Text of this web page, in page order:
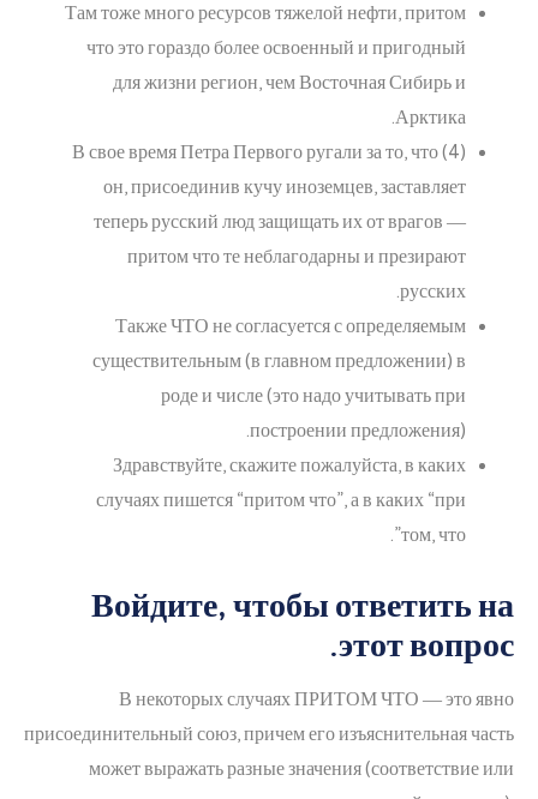
Там тоже много ресурсов тяжелой нефти, притом
что это гораздо более освоенный и пригодный
для жизни регион, чем Восточная Сибирь и
Арктика.
(4) В свое время Петра Первого ругали за то, что
он, присоединив кучу иноземцев, заставляет
теперь русский люд защищать их от врагов ―
притом что те неблагодарны и презирают
русских.
Также ЧТО не согласуется с определяемым
существительным (в главном предложении) в
роде и числе (это надо учитывать при
построении предложения).
Здравствуйте, скажите пожалуйста, в каких
случаях пишется “притом что”, а в каких “при
том, что”.
Войдите, чтобы ответить на
этот вопрос.
В некоторых случаях ПРИТОМ ЧТО ― это явно
присоединительный союз, причем его изъяснительная часть
может выражать разные значения (соответствие или